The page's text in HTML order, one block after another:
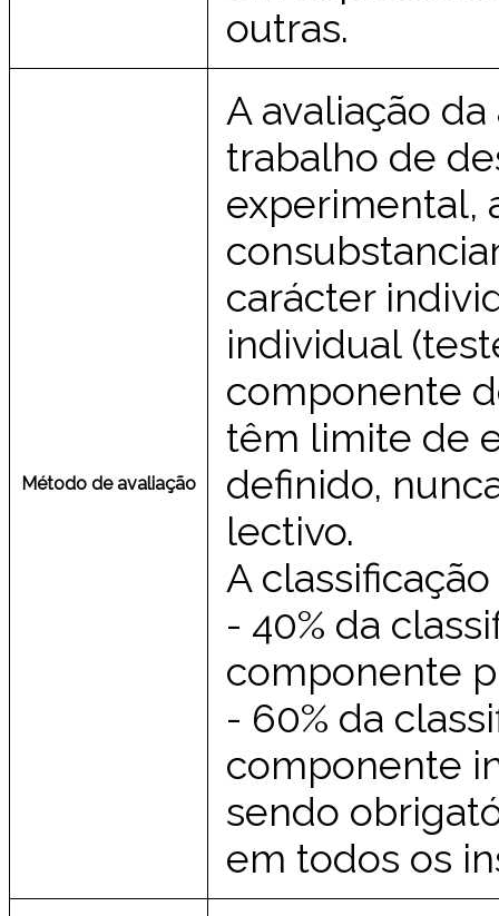
outras.
Método de avaliação
A avaliação
trabalho de
experimental,
carácter
individual
componente
têm limite de
definido,
lectivo.
A
- 40% da
componente
- 60% da
componente
sendo
em todos os